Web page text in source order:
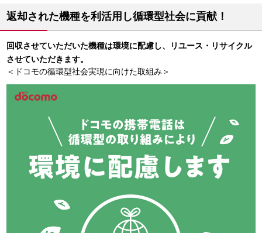
返却された機種を利活用し循環型社会に貢献！
回収させていただいた機種は環境に配慮し、リユース・リサイクル
させていただきます。
＜ドコモの循環型社会実現に向けた取組み＞